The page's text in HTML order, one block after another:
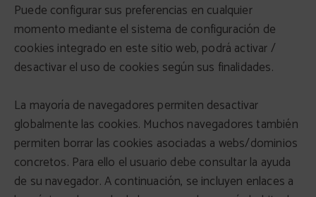
Puede configurar sus preferencias en cualquier
momento mediante el sistema de configuración de
cookies integrado en este sitio web, podrá activar /
desactivar el uso de cookies según sus finalidades.
La mayoría de navegadores permiten desactivar
globalmente las cookies. Muchos navegadores también
permiten borrar las cookies asociadas a webs/dominios
concretos. Para ello el usuario debe consultar la ayuda
de su navegador. A continuación, se incluyen enlaces a